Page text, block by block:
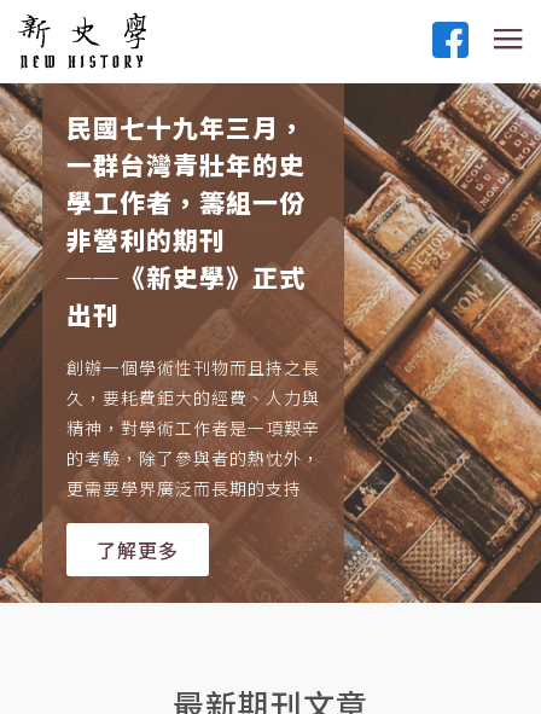
民國七十九年三月，
一群台灣青壯年的史
學工作者，籌組一份
非營利的期刊
──《新史學》正式
出刊
創辦一個學術性刊物而且持之長
久，要耗費鉅大的經費、人力與
精神，對學術工作者是一項艱辛
的考驗，除了參與者的熱忱外，
更需要學界廣泛而長期的支持
了解更多
最新期刊文章